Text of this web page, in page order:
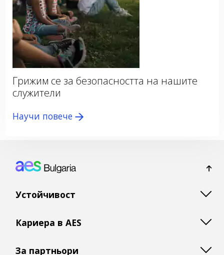
Грижим се за безопасността на нашите
служители
Научи повече
Footer: Bulgaria
Устойчивост
Кариера в AES
За партньори